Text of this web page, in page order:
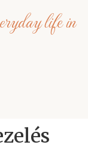
life in